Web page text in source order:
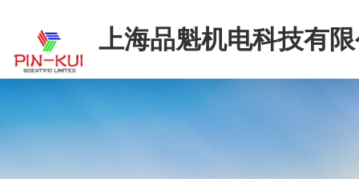
上海品魁机电科技有